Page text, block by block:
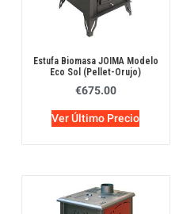
Estufa Biomasa JOIMA Modelo
Eco Sol (Pellet-Orujo)
€675.00
Ver Último Precio